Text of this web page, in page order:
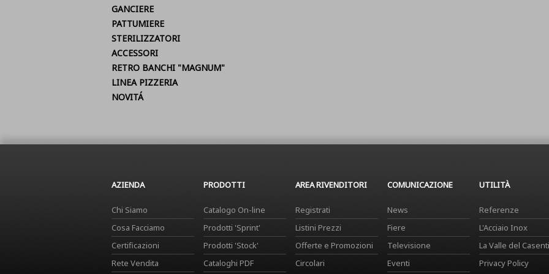
GANCIERE
PATTUMIERE
STERILIZZATORI
ACCESSORI
RETRO BANCHI "MAGNUM"
LINEA PIZZERIA
NOVITÁ
AZIENDA
Chi Siamo
Cosa Facciamo
Certificazioni
Rete Vendita
PRODOTTI
Catalogo On-line
Prodotti 'Sprint'
Prodotti 'Stock'
Cataloghi PDF
AREA RIVENDITORI
Registrati
Listini Prezzi
Offerte e Promozioni
Circolari
COMUNICAZIONE
News
Fiere
Televisione
Eventi
UTILITÀ
Referenze
L'Acciaio Inox
La Valle del
Privacy Policy